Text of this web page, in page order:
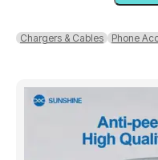
1
folding
charger
Chargers & Cables Phone